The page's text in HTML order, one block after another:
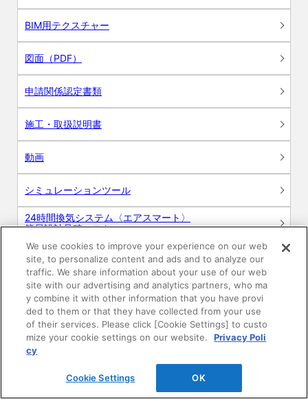
BIM用テクスチャー
図面（PDF）
申請関係認定書類
施工・取扱説明書
動画
シミュレーションツール
24時間換気システム〈エアスマート〉
簡易設計見積ソフト
R&Dセンター環境測定・分析サービス
商品マスター申し込み
このWEBサイトについて
We use cookies to improve your experience on our web
site, to personalize content and ads and to analyze our
traffic. We share information about your use of our web
site with our advertising and analytics partners, who ma
y combine it with other information that you have provi
ded to them or that they have collected from your use
of their services. Please click [Cookie Settings] to custo
mize your cookie settings on our website.
Privacy Poli
cy
Cookie Settings OK